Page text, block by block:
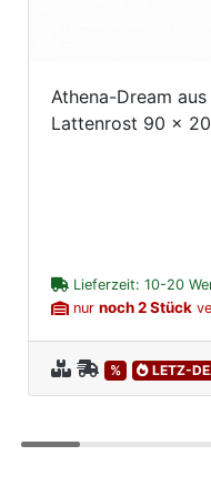
Athena-Dream
Lattenrost 90 x
Lieferzeit: 10-20
nur noch 2 Stück
% LETZ-